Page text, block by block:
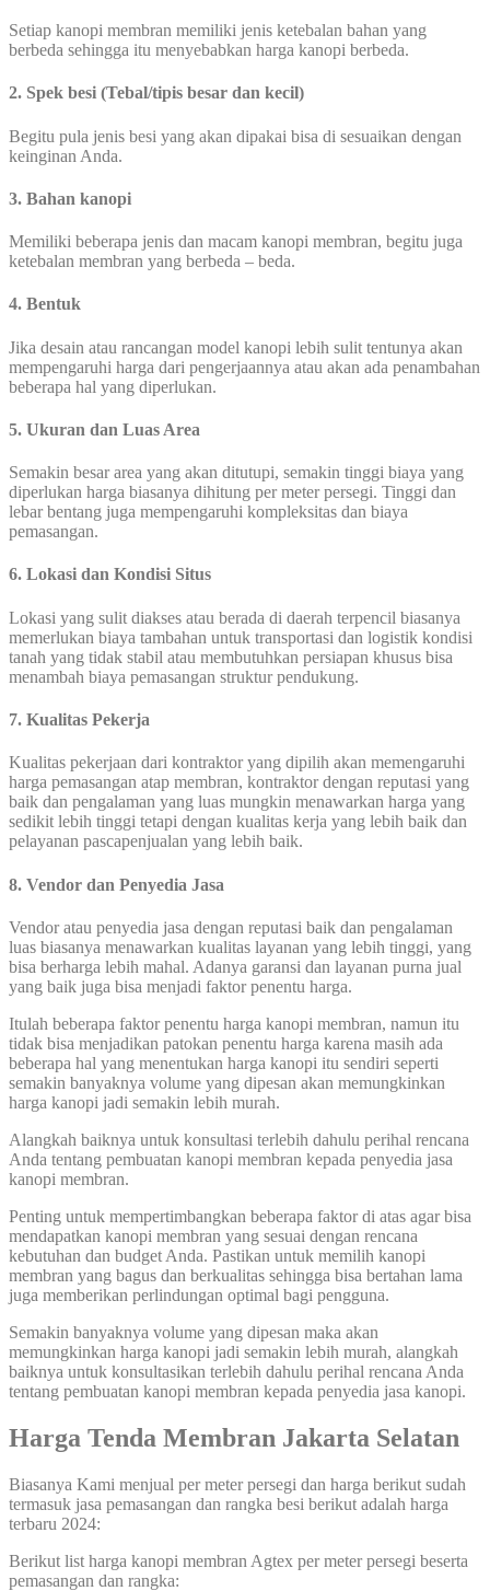
Setiap kanopi membran memiliki jenis ketebalan bahan yang
berbeda sehingga itu menyebabkan harga kanopi berbeda.
2. Spek besi (Tebal/tipis besar dan kecil)
Begitu pula jenis besi yang akan dipakai bisa di sesuaikan dengan
keinginan Anda.
3. Bahan kanopi
Memiliki beberapa jenis dan macam kanopi membran, begitu juga
ketebalan membran yang berbeda – beda.
4. Bentuk
Jika desain atau rancangan model kanopi lebih sulit tentunya akan
mempengaruhi harga dari pengerjaannya atau akan ada penambahan
beberapa hal yang diperlukan.
5. Ukuran dan Luas Area
Semakin besar area yang akan ditutupi, semakin tinggi biaya yang
diperlukan harga biasanya dihitung per meter persegi. Tinggi dan
lebar bentang juga mempengaruhi kompleksitas dan biaya
pemasangan.
6. Lokasi dan Kondisi Situs
Lokasi yang sulit diakses atau berada di daerah terpencil biasanya
memerlukan biaya tambahan untuk transportasi dan logistik kondisi
tanah yang tidak stabil atau membutuhkan persiapan khusus bisa
menambah biaya pemasangan struktur pendukung.
7. Kualitas Pekerja
Kualitas pekerjaan dari kontraktor yang dipilih akan memengaruhi
harga pemasangan atap membran, kontraktor dengan reputasi yang
baik dan pengalaman yang luas mungkin menawarkan harga yang
sedikit lebih tinggi tetapi dengan kualitas kerja yang lebih baik dan
pelayanan pascapenjualan yang lebih baik.
8. Vendor dan Penyedia Jasa
Vendor atau penyedia jasa dengan reputasi baik dan pengalaman
luas biasanya menawarkan kualitas layanan yang lebih tinggi, yang
bisa berharga lebih mahal. Adanya garansi dan layanan purna jual
yang baik juga bisa menjadi faktor penentu harga.
Itulah beberapa faktor penentu harga kanopi membran, namun itu
tidak bisa menjadikan patokan penentu harga karena masih ada
beberapa hal yang menentukan harga kanopi itu sendiri seperti
semakin banyaknya volume yang dipesan akan memungkinkan
harga kanopi jadi semakin lebih murah.
Alangkah baiknya untuk konsultasi terlebih dahulu perihal rencana
Anda tentang pembuatan kanopi membran kepada penyedia jasa
kanopi membran.
Penting untuk mempertimbangkan beberapa faktor di atas agar bisa
mendapatkan kanopi membran yang sesuai dengan rencana
kebutuhan dan budget Anda. Pastikan untuk memilih kanopi
membran yang bagus dan berkualitas sehingga bisa bertahan lama
juga memberikan perlindungan optimal bagi pengguna.
Semakin banyaknya volume yang dipesan maka akan
memungkinkan harga kanopi jadi semakin lebih murah, alangkah
baiknya untuk konsultasikan terlebih dahulu perihal rencana Anda
tentang pembuatan kanopi membran kepada penyedia jasa kanopi.
Harga Tenda Membran Jakarta Selatan
Biasanya Kami menjual per meter persegi dan harga berikut sudah
termasuk jasa pemasangan dan rangka besi berikut adalah harga
terbaru 2024:
Berikut list harga kanopi membran Agtex per meter persegi beserta
pemasangan dan rangka: